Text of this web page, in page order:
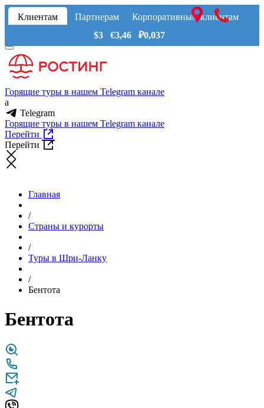
Клиентам Партнерам
Корпоративным клиентам
$3 €3,46 ₽0,037
Горящие туры в нашем Telegram канале
a
Telegram
Горящие туры в нашем Telegram канале
Перейти
Перейти
Главная
/
Страны и курорты
/
Туры в Шри-Ланку
/
Бентота
Бентота